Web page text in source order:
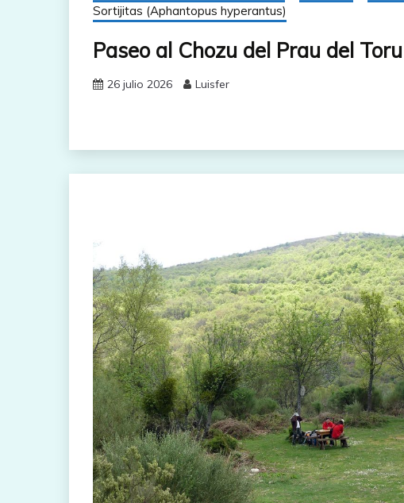
Sortijitas (Aphantopus hyperantus)
Paseo al Chozu del Prau del
26 julio 2026 Luisfer